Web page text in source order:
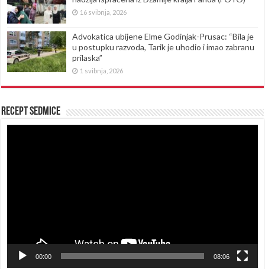
16 svibnja, 2026
Advokatica ubijene Elme Godinjak-Prusac: “Bila je
u postupku razvoda, Tarik je uhodio i imao zabranu
prilaska”
1 svibnja, 2026
Recept sedmice
00:00 08:06